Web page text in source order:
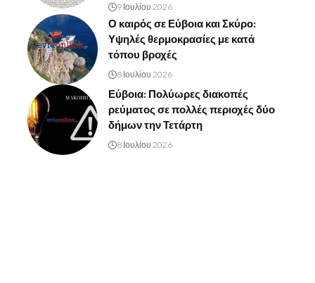
9 Ιουλίου 2026
Ο καιρός σε Εύβοια και Σκύρο:
Υψηλές θερμοκρασίες με κατά
τόπου βροχές
8 Ιουλίου 2026
Εύβοια: Πολύωρες διακοπές
ρεύματος σε πολλές περιοχές δύο
δήμων την Τετάρτη
8 Ιουλίου 2026